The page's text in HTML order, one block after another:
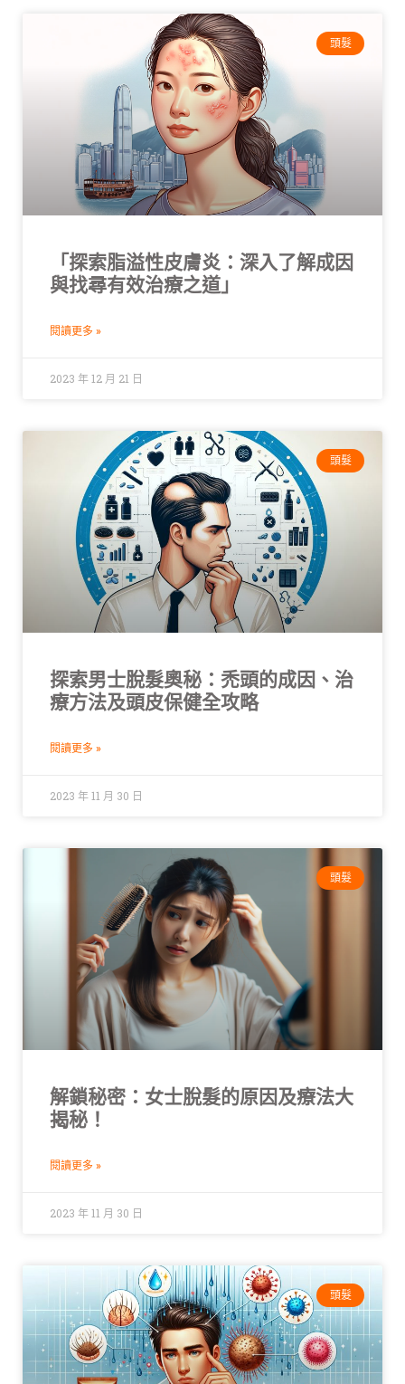
頭髮
「探索脂溢性皮膚炎：深入了解成因
與找尋有效治療之道」
閱讀更多 »
2023 年 12 月 21 日
頭髮
探索男士脫髮奧秘：禿頭的成因、治
療方法及頭皮保健全攻略
閱讀更多 »
2023 年 11 月 30 日
頭髮
解鎖秘密：女士脫髮的原因及療法大
揭秘！
閱讀更多 »
2023 年 11 月 30 日
頭髮